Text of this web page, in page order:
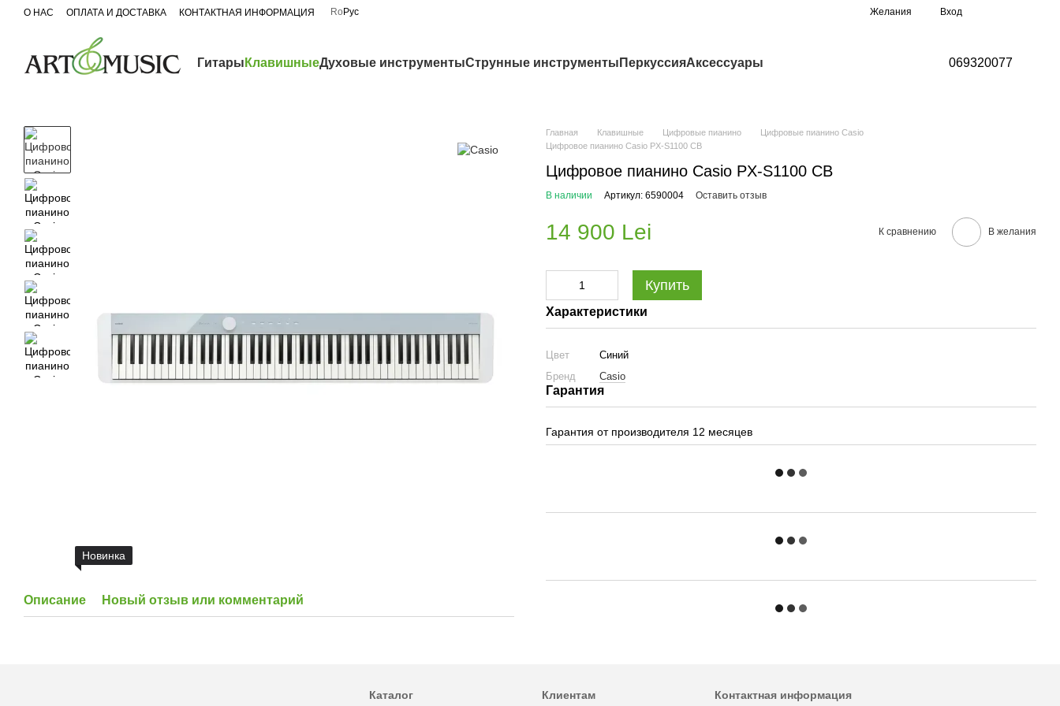
Перейти к основному контенту
О НАС ОПЛАТА И ДОСТАВКА КОНТАКТНАЯ ИНФОРМАЦИЯ Ro Рус Желания Вход
Гитары КлавишныеДуховые инструментыСтрунные инструменты ПеркуссияАксессуары 069320077
Новинка
Описание Новый отзыв или комментарий
Главная Клавишные Цифровые пианино
Цифровые пианино Casio
Цифровое пианино Casio PX-S1100 CB
Цифровое пианино Casio PX-S1100 CB
В наличии Артикул: 6590004 Оставить отзыв
14 900 Lei К сравнению В желания
Купить
Характеристики
Цвет
Синий
Бренд
Casio
Гарантия
Гарантия от производителя 12 месяцев
Каталог Клиентам Контактная информация